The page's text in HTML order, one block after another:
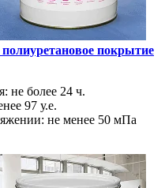
полиуретановое покрытие
не более 24 ч.
97 у.е.
не менее 50 мПа